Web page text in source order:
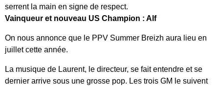
serrent la main en signe de respect.
Vainqueur et nouveau US Champion : Alf
On nous annonce que le PPV Summer Breizh aura lieu en
juillet cette année.
La musique de Laurent, le directeur, se fait entendre et se
dernier arrive sous une grosse pop. Les trois GM le suivent